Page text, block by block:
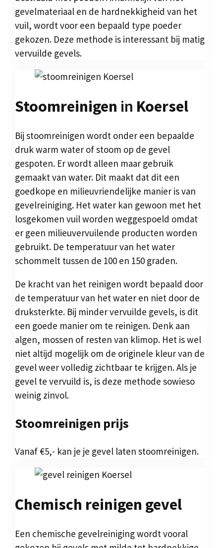
gevelmateriaal en de hardnekkigheid van het
vuil, wordt voor een bepaald type poeder
gekozen. Deze methode is interessant bij matig
vervuilde gevels.
Stoomreinigen in Koersel
Bij stoomreinigen wordt onder een bepaalde
druk warm water of stoom op de gevel
gespoten. Er wordt alleen maar gebruik
gemaakt van water. Dit maakt dat dit een
goedkope en milieuvriendelijke manier is van
gevelreiniging. Het water kan gewoon met het
losgekomen vuil worden weggespoeld omdat
er geen milieuvervuilende producten worden
gebruikt. De temperatuur van het water
schommelt tussen de 100 en 150 graden.
De kracht van het reinigen wordt bepaald door
de temperatuur van het water en niet door de
druksterkte. Bij minder vervuilde gevels, is dit
een goede manier om te reinigen. Denk aan
algen, mossen of resten van klimop. Het is wel
niet altijd mogelijk om de originele kleur van de
gevel weer volledig zichtbaar te krijgen. Als je
gevel te vervuild is, is deze methode sowieso
weinig zinvol.
Stoomreinigen prijs
Vanaf €5,- kan je je gevel laten stoomreinigen.
Chemisch reinigen gevel
Een chemische gevelreiniging wordt vooral